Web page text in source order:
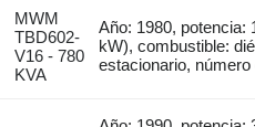
MWM
TBD602-
V16 - 780
KVA
Año: 1980, potencia:
kW), combustible:
estacionario,